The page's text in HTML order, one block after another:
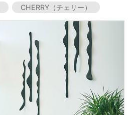
CHERRY（チェリー）